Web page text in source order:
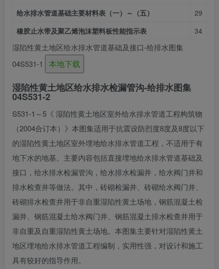
给水排水管道基础主要材料表（一）～（五）
29
橡胶止水带及聚乙烯泡沫塑料板性能指示表
34
湿陷性黄土地区给水排水管道基础及接口-给排水图集
04S531-1
本地下载
湿陷性黄土地区给水排水检漏管沟-给排水图集
04S531-2
S531-1～5《 湿陷性黄土地区室外给水排水管道工程构筑物
（2004合订本）》本图集适用于抗震设防烈度8度及8度以下
的湿陷性黄土地区室外埋地给水排水管道工程，不适用于有
地下水的地基。主要内容包括直接埋地给水排水管道基础及
接口，给水排水检漏管沟，给水排水检漏井，给水阀门井和
排水检查井等做法。其中，砖砌检漏井、砖砌给水阀门井、
砖砌排水检查井用于非自重湿陷性黄土场地，钢筋混凝土检
漏井、钢筋混凝土给水阀门井、钢筋混凝土排水检查井用于
非自重及自重湿陷性黄土场地。本图集主要针对湿陷性黄土
地区埋地给水排水管道工程编制，实用性强，对设计和施工
具有较好的指导作用。